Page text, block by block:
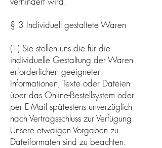
§ 3 Individuell gestaltete Waren
(1) Sie stellen uns die für die
individuelle Gestaltung der Waren
erforderlichen geeigneten
Informationen, Texte oder Dateien
über das Online-Bestellsystem oder
per E-Mail spätestens unverzüglich
nach Vertragsschluss zur Verfügung.
Unsere etwaigen Vorgaben zu
Dateiformaten sind zu beachten.